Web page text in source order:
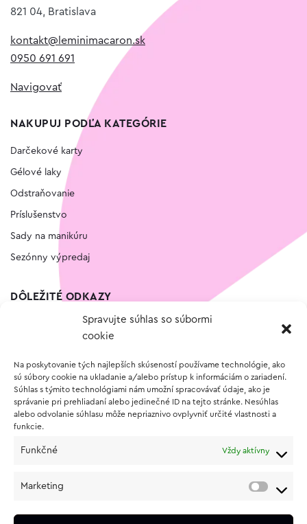
Spravujte súhlas so súbormi
cookie
Na poskytovanie tých najlepších skúseností používame technológie, ako
sú súbory cookie na ukladanie a/alebo prístup k informáciám o zariadení.
Súhlas s týmito technológiami nám umožní spracovávať údaje, ako je
správanie pri prehliadaní alebo jedinečné ID na tejto stránke. Nesúhlas
alebo odvolanie súhlasu môže nepriaznivo ovplyvniť určité vlastnosti a
funkcie.
Funkčné Vždy aktívny
Marketing
821 04, Bratislava
kontakt@leminimacaron.sk
0950 691 691
Navigovať
NAKUPUJ PODĽA KATEGÓRIE
Darčekové karty
Gélové laky
Odstraňovanie
Príslušenstvo
Sady na manikúru
Sezónny výpredaj
DÔLEŽITÉ ODKAZY
Vernostný program
O NÁKUPE
Vrátenie a reklamácia tovaru